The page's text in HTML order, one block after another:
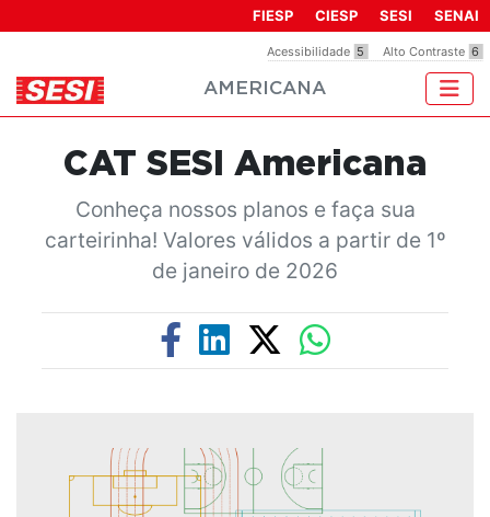
inclui
um
acessibilidade.
Acessibilidade 5 Alto Contraste 6
FIESP CIESP SESI SENAI
AMERICANA
CAT SESI Americana
Conheça nossos planos e faça sua
carteirinha! Valores válidos a partir de 1º
de janeiro de 2026